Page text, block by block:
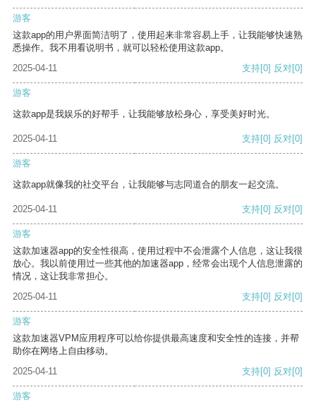
游客
这款app的用户界面简洁明了，使用起来非常容易上手，让我能够快速熟
悉操作。我不用看说明书，就可以轻松使用这款app。
2025-04-11
支持[0] 反对[0]
游客
这款app是我娱乐的好帮手，让我能够放松身心，享受美好时光。
2025-04-11 支持[0] 反对[0]
游客
这款app就像我的社交平台，让我能够与志同道合的朋友一起交流。
2025-04-11 支持[0] 反对[0]
游客
这款加速器app的安全性很高，使用过程中不会泄露个人信息，这让我很
放心。我以前使用过一些其他的加速器app，经常会出现个人信息泄露的
情况，这让我非常担心。
2025-04-11
支持[0] 反对[0]
游客
这款加速器VPM应用程序可以给你提供最高速度和安全性的连接，并帮
助你在网络上自由移动。
2025-04-11
支持[0] 反对[0]
游客